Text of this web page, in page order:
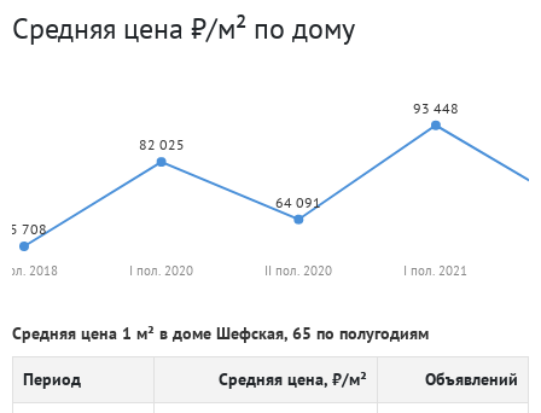
Средняя цена ₽/м² по дому
55 708
82 025
64 091
93 448
2018 I пол. 2020 II пол. 2020 I пол. 2021
Средняя цена 1 м² в доме Шефская, 65 по полугодиям
Период Средняя цена, ₽/м² Объявлений